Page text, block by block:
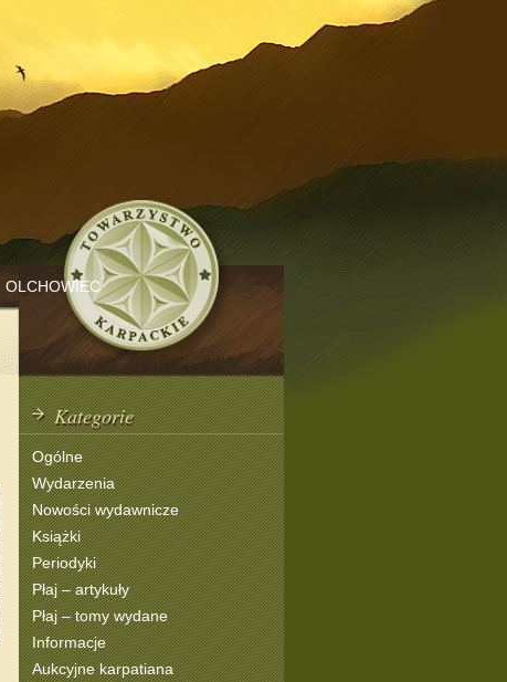
OLCHOWIEC
Kategorie
Ogólne
Wydarzenia
Nowości wydawnicze
Książki
Periodyki
Płaj – artykuły
Płaj – tomy wydane
Informacje
Aukcyjne karpatiana